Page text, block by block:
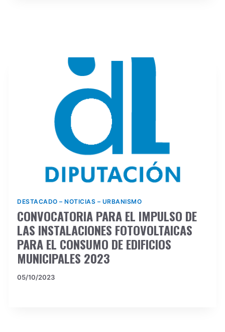
DESTACADO – NOTICIAS – URBANISMO
CONVOCATORIA PARA EL IMPULSO DE
LAS INSTALACIONES FOTOVOLTAICAS
PARA EL CONSUMO DE EDIFICIOS
MUNICIPALES 2023
05/10/2023